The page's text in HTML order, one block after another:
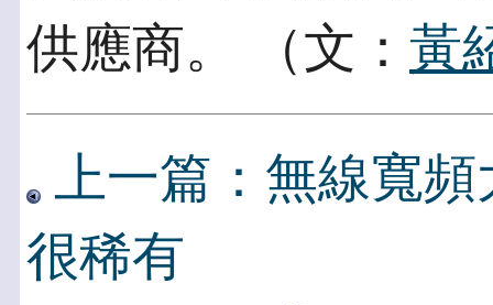
供應商。 （文： 黃
上一篇：無線寬
很稀有